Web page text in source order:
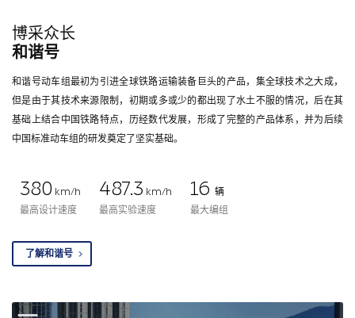
博采众长
和谐号
和谐号动车组最初为引进全球铁路运输装备巨头的产品，集全球技术之大成，
但是由于其技术来源限制，初期或多或少的都出现了水土不服的情况，后在其
基础上结合中国铁路特点，历经数代发展，形成了完整的产品体系，并为后续
中国标准动车组的研发奠定了坚实基础。
380 km/h
最高设计速度
487.3 km/h
最高实验速度
16 辆
最大编组
了解和谐号